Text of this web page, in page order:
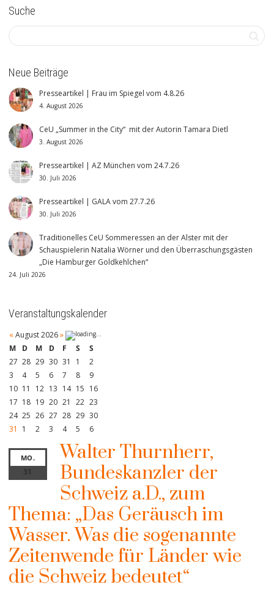
Suche
Neue Beiträge
Presseartikel | Frau im Spiegel vom 4.8.26
4. August 2026
CeU „Summer in the City“ mit der Autorin Tamara Dietl
3. August 2026
Presseartikel | AZ München vom 24.7.26
30. Juli 2026
Presseartikel | GALA vom 27.7.26
30. Juli 2026
Traditionelles CeU Sommeressen an der Alster mit der
Schauspielerin Natalia Wörner und den Überraschungsgästen
„Die Hamburger Goldkehlchen“
24. Juli 2026
Veranstaltungskalender
« August 2026»
M
D M D F S
S
27 28 29 30 31 1
2
3
4 5 6 7 8
9
10 11 12 13 14 15 16
17 18 19 20 21 22 23
24 25 26 27 28 29 30
31
1 2 3 4 5 6
MO.
31
Walter Thurnherr,
Bundeskanzler der
Schweiz a.D., zum
Thema: „Das Geräusch im
Wasser. Was die sogenannte
Zeitenwende für Länder wie
die Schweiz bedeutet“